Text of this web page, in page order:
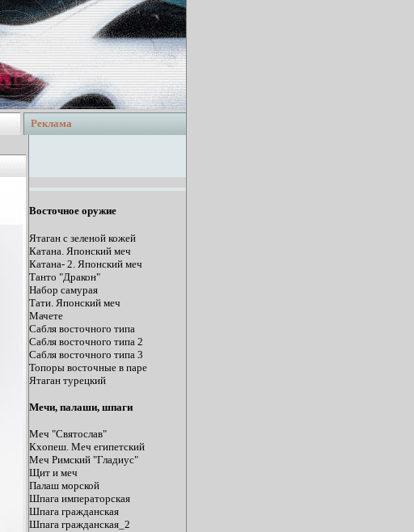
Реклама
Восточное оружие
Ятаган с зеленой кожей
Катана. Японский меч
Катана- 2. Японский меч
Танто "Дракон"
Набор самурая
Тати. Японский меч
Мачете
Сабля восточного типа
Сабля восточного типа 2
Сабля восточного типа 3
Топоры восточные в паре
Ятаган турецкий
Мечи, палаши, шпаги
Меч "Святослав"
Кхопеш. Меч египетский
Меч Римский "Гладиус"
Щит и меч
Палаш морской
Шпага императорская
Шпага гражданская
Шпага гражданская_2